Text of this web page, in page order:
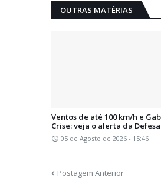
OUTRAS MATÉRIAS
Ventos de até 100 km/h e
Crise: veja o alerta da
05 de Agosto de 2026 - 15:46
Postagem Anterior